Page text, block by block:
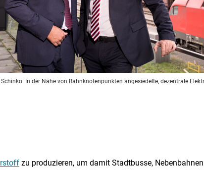
In der Nähe von Bahnknotenpunkten angesiedelte, dezentrale
zu produzieren, um damit Stadtbusse,